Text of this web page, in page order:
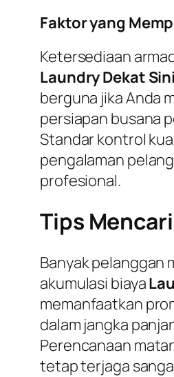
Faktor yang
Ketersediaan
Laundry Dekat Sini
berguna jika Anda
persiapan busana
Standar kontrol
pengalaman
profesional.
Tips
Banyak pelanggan
akumulasi biaya
memanfaatkan
dalam jangka
Perencanaan
tetap terjaga